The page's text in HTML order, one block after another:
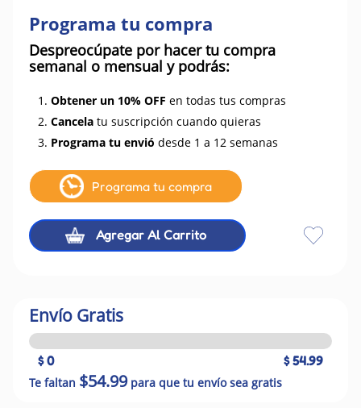
Programa tu compra
Despreocúpate por hacer tu compra
semanal o mensual y podrás:
1. Obtener un 10% OFF en todas tus compras
2. Cancela tu suscripción cuando quieras
3. Programa tu envió desde 1 a 12 semanas
Programa tu compra
Agregar Al Carrito
Envío Gratis
$ 0 $ 54.99
Te faltan $54.99para que tu envío sea gratis